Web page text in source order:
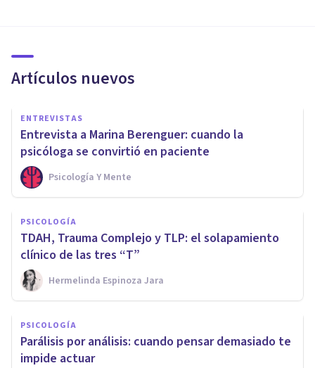
Artículos nuevos
ENTREVISTAS
Entrevista a Marina Berenguer: cuando la
psicóloga se convirtió en paciente
Psicología Y Mente
PSICOLOGÍA
TDAH, Trauma Complejo y TLP: el solapamiento
clínico de las tres “T”
Hermelinda Espinoza Jara
PSICOLOGÍA
Parálisis por análisis: cuando pensar demasiado te
impide actuar